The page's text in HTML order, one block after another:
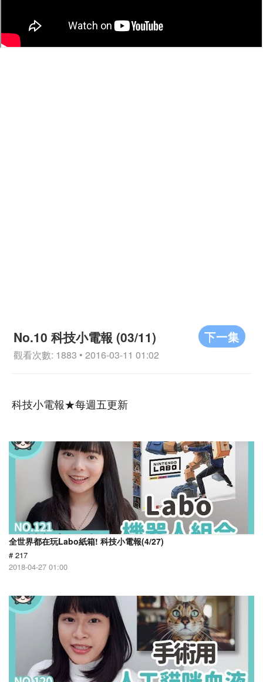
下一集
No.10 科技小電報 (03/11)
觀看次數: 1883 • 2016-03-11 01:02
科技小電報★每週五更新
全世界都在玩Labo紙箱! 科技小電報(4/27)
# 217
2018-04-27 01:00